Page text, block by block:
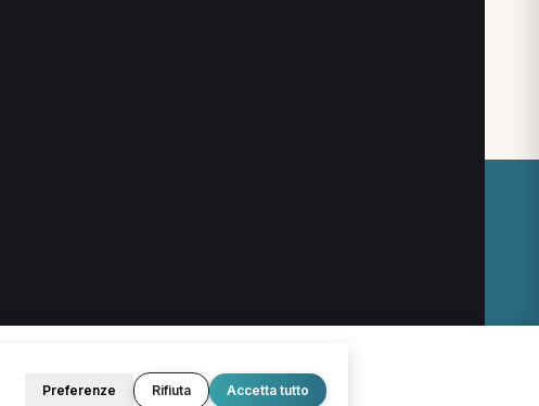
Preferenze Rifiuta Accetta tutto